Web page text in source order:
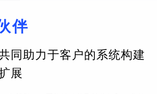
伴
同助力于客户的系统构建
展